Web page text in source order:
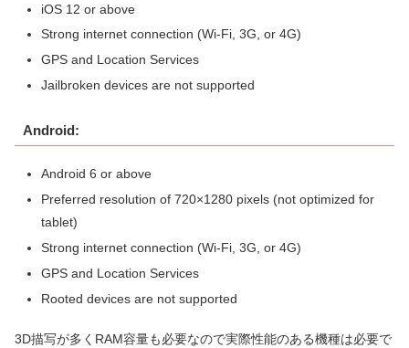
iOS 12 or above
Strong internet connection (Wi-Fi, 3G, or 4G)
GPS and Location Services
Jailbroken devices are not supported
Android:
Android 6 or above
Preferred resolution of 720×1280 pixels (not optimized for
tablet)
Strong internet connection (Wi-Fi, 3G, or 4G)
GPS and Location Services
Rooted devices are not supported
3D描写が多くRAM容量も必要なので実際性能のある機種は必要で